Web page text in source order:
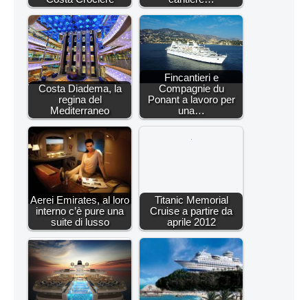
Costa Diadema, la
regina del
Mediterraneo
Fincantieri e
Compagnie du
Ponant a lavoro per
una…
Aerei Emirates, al loro
interno c’è pure una
suite di lusso
Titanic Memorial
Cruise a partire da
aprile 2012